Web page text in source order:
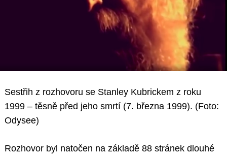
Sestřih z rozhovoru se Stanley Kubrickem z roku
1999 – těsně před jeho smrtí (7. března 1999). (Foto:
Odysee)
Rozhovor byl natočen na základě 88 stránek dlouhé